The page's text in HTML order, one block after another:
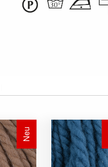
Neu